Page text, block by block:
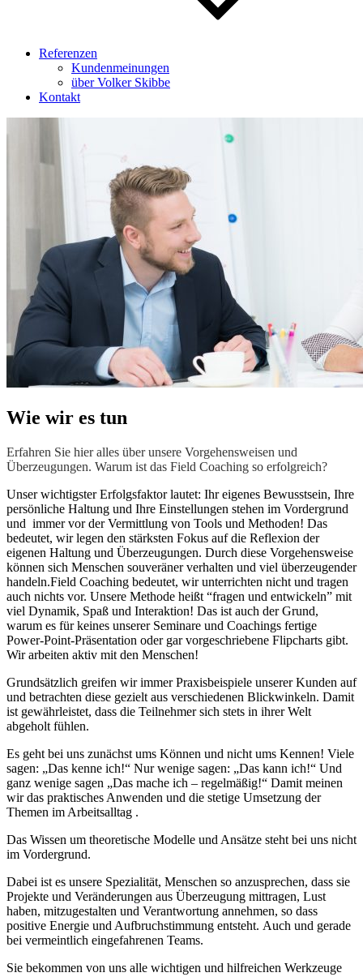
Referenzen
Kundenmeinungen
über Volker Skibbe
Kontakt
Wie wir es tun
Erfahren Sie hier alles über unsere Vorgehensweisen und
Überzeugungen. Warum ist das Field Coaching so erfolgreich?
Unser wichtigster Erfolgsfaktor lautet: Ihr eigenes Bewusstsein, Ihre
persönliche Haltung und Ihre Einstellungen stehen im Vordergrund
und immer vor der Vermittlung von Tools und Methoden! Das
bedeutet, wir legen den stärksten Fokus auf die Reflexion der
eigenen Haltung und Überzeugungen. Durch diese Vorgehensweise
können sich Menschen souveräner verhalten und viel überzeugender
handeln.Field Coaching bedeutet, wir unterrichten nicht und tragen
auch nichts vor. Unsere Methode heißt “fragen und entwickeln” mit
viel Dynamik, Spaß und Interaktion! Das ist auch der Grund,
warum es für keines unserer Seminare und Coachings fertige
Power-Point-Präsentation oder gar vorgeschriebene Flipcharts gibt.
Wir arbeiten aktiv mit den Menschen!
Grundsätzlich greifen wir immer Praxisbeispiele unserer Kunden auf
und betrachten diese gezielt aus verschiedenen Blickwinkeln. Damit
ist gewährleistet, dass die Teilnehmer sich stets in ihrer Welt
abgeholt fühlen.
Es geht bei uns zunächst ums Können und nicht ums Kennen! Viele
sagen: „Das kenne ich!“ Nur wenige sagen: „Das kann ich!“ Und
ganz wenige sagen „Das mache ich – regelmäßig!“ Damit meinen
wir das praktisches Anwenden und die stetige Umsetzung der
Themen im Arbeitsalltag .
Das Wissen um theoretische Modelle und Ansätze steht bei uns nicht
im Vordergrund.
Dabei ist es unsere Spezialität, Menschen so anzusprechen, dass sie
Projekte und Veränderungen aus Überzeugung mittragen, Lust
haben, mitzugestalten und Verantwortung annehmen, so dass
positive Energie und Aufbruchstimmung entsteht. Auch und gerade
bei vermeintlich eingefahrenen Teams.
Sie bekommen von uns alle wichtigen und hilfreichen Werkzeuge